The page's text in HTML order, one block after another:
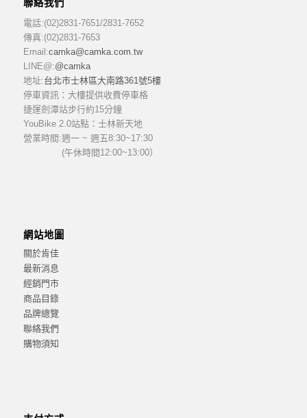
聯絡我們
電話:(02)2831-7651/2831-7652
傳真:(02)2831-7653
Email:camka@camka.com.tw
LINE@:@camka
地址:台北市士林區大南路361號5樓
停車資訊：大樓提供收費停車格
捷運劍潭站步行約15分鐘
YouBike 2.0站點：士林新天地
營業時間:週一 ~ 週五8:30~17:30
(午休時間12:00~13:00）
網站地圖
關於肯佳
最新消息
經銷門市
商品目錄
品牌總覽
聯絡我們
購物須知